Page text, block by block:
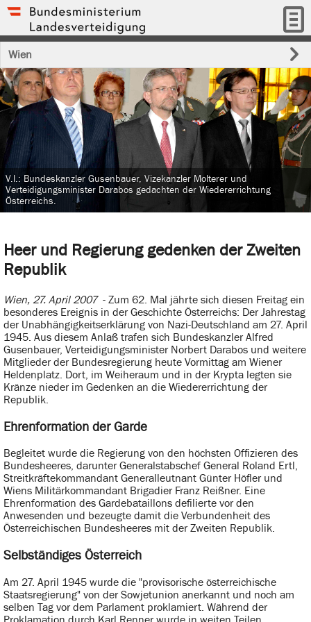
Wien
Heer und Regierung gedenken der Zweiten
Republik
Wien, 27. April 2007 - Zum 62. Mal jährte sich diesen Freitag ein
besonderes Ereignis in der Geschichte Österreichs: Der Jahrestag
der Unabhängigkeitserklärung von Nazi-Deutschland am 27. April
1945. Aus diesem Anlaß trafen sich Bundeskanzler Alfred
Gusenbauer, Verteidigungsminister Norbert Darabos und weitere
Mitglieder der Bundesregierung heute Vormittag am Wiener
Heldenplatz. Dort, im Weiheraum und in der Krypta legten sie
Kränze nieder im Gedenken an die Wiedererrichtung der
Republik.
Ehrenformation der Garde
Begleitet wurde die Regierung von den höchsten Offizieren des
Bundesheeres, darunter Generalstabschef General Roland Ertl,
Streitkräftekommandant Generalleutnant Günter Höfler und
Wiens Militärkommandant Brigadier Franz Reißner. Eine
Ehrenformation des Gardebataillons defilierte vor den
Anwesenden und bezeugte damit die Verbundenheit des
Österreichischen Bundesheeres mit der Zweiten Republik.
Selbständiges Österreich
Am 27. April 1945 wurde die "provisorische österreichische
Staatsregierung" von der Sowjetunion anerkannt und noch am
selben Tag vor dem Parlament proklamiert. Während der
V.l.: Bundeskanzler Gusenbauer, Vizekanzler Molterer und
Verteidigungsminister Darabos gedachten der Wiedererrichtung
Österreichs.